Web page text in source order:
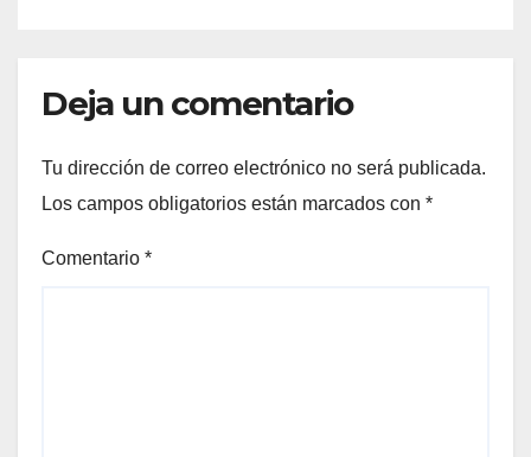
Deja un comentario
Tu dirección de correo electrónico no será publicada.
Los campos obligatorios están marcados con *
Comentario *